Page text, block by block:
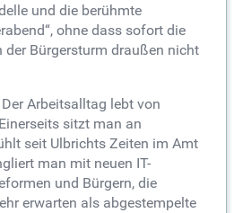
und die berühmte
ohne dass sofort die
Bürgersturm draußen nicht
Arbeitsalltag lebt von
sitzt man an
seit Ulbrichts Zeiten im Amt
man mit neuen IT-
und Bürgern, die
erwarten als abgestempelte